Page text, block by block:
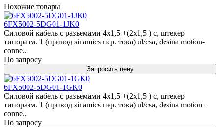
Похожие товары
6FX5002-5DG01-1JK0
Силовой кабель с разъемами 4x1,5 +(2x1,5 ) c, штекер
типоразм. 1 (привод sinamics пер. тока) ul/csa, desina motion-
conne..
По запросу
Запросить цену
6FX5002-5DG01-1GK0
Силовой кабель с разъемами 4x1,5 +(2x1,5 ) c, штекер
типоразм. 1 (привод sinamics пер. тока) ul/csa, desina motion-
conne..
По запросу